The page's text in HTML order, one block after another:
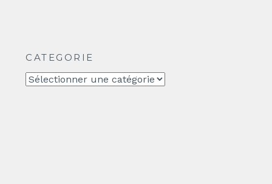
CATEGORIE
CATEGORIE